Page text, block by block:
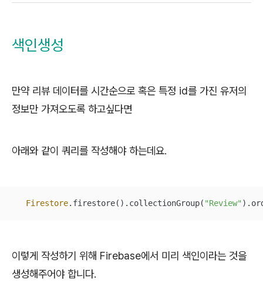
색인생성
만약 리뷰 데이터를 시간순으로 혹은 특정 id를 가진 유저의
정보만 가져오도록 하고싶다면
아래와 같이 쿼리를 작성해야 하는데요.
Firestore.firestore().collectionGroup( "Review"
이렇게 작성하기 위해 Firebase에서 미리 색인이라는 것을
생성해주어야 합니다.